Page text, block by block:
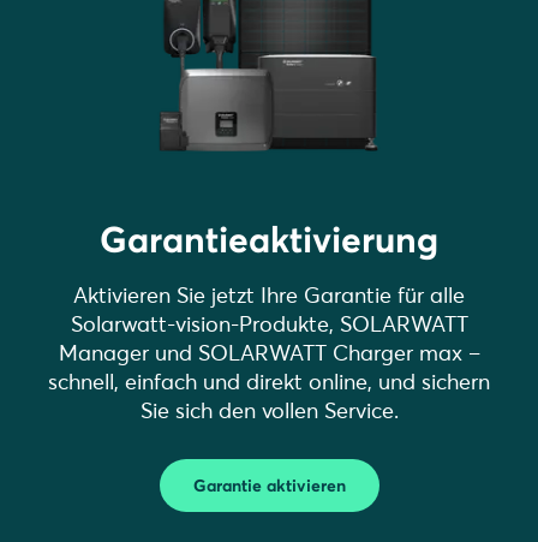
Garantieaktivierung
Aktivieren Sie jetzt Ihre Garantie für alle
Solarwatt-vision-Produkte, SOLARWATT
Manager und SOLARWATT Charger max –
schnell, einfach und direkt online, und sichern
Sie sich den vollen Service.
Garantie aktivieren